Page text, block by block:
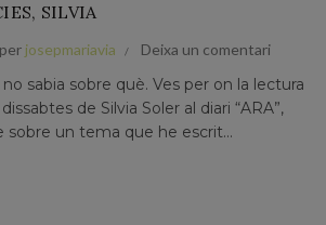
SILVIA
josepmariavia Deixa un comentari
sabia sobre què. Ves per on la lectura
de Silvia Soler al diari “ARA”,
sobre un tema que he escrit...